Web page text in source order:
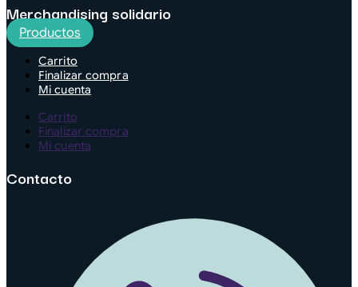
Merchandising solidario
Productos
Carrito
Finalizar compra
Mi cuenta
Carrito
Finalizar compra
Mi cuenta
Contacto